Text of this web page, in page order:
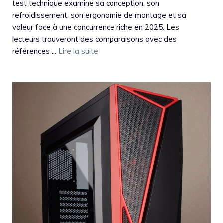
test technique examine sa conception, son
refroidissement, son ergonomie de montage et sa
valeur face à une concurrence riche en 2025. Les
lecteurs trouveront des comparaisons avec des
références ... Lire la suite